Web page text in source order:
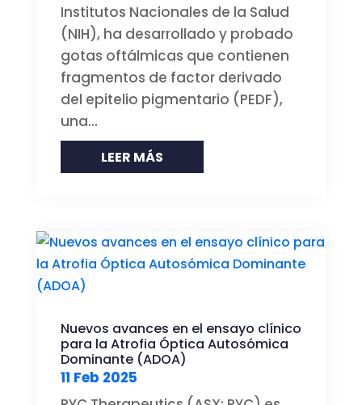
Institutos Nacionales de la Salud
(NIH), ha desarrollado y probado
gotas oftálmicas que contienen
fragmentos de factor derivado
del epitelio pigmentario (PEDF),
una...
LEER MÁS
Nuevos avances en el ensayo clínico
para la Atrofia Óptica Autosómica
Dominante (ADOA)
11 Feb 2025